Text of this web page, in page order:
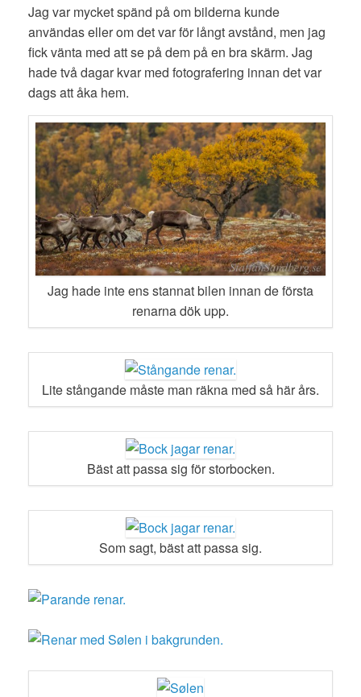
Jag var mycket spänd på om bilderna kunde
användas eller om det var för långt avstånd, men jag
fick vänta med att se på dem på en bra skärm. Jag
hade två dagar kvar med fotografering innan det var
dags att åka hem.
Jag hade inte ens stannat bilen innan de första
renarna dök upp.
Lite stångande måste man räkna med så här års.
Bäst att passa sig för storbocken.
Som sagt, bäst att passa sig.